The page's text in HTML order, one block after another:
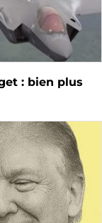
: bien plus